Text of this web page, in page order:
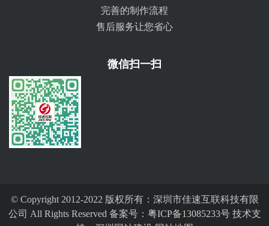
完善的制作流程
售后服务让您省心
微信扫一扫
© Copyright 2012-2022 版权所有：深圳市佳速互联科技有限
公司 All Rights Reserved 备案号： 粤ICP备13085233号技术支